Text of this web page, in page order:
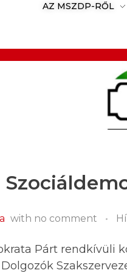
AZ MSZDP-RŐL
with no comment
Párt rendkívüli